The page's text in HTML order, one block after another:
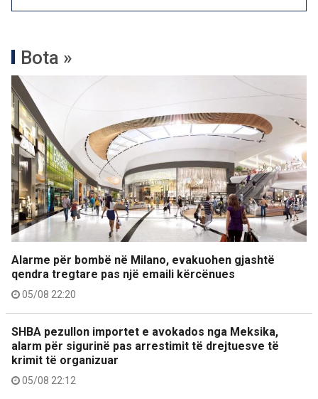
Bota »
Alarme për bombë në Milano, evakuohen gjashtë
qendra tregtare pas një emaili kërcënues
05/08 22:20
SHBA pezullon importet e avokados nga Meksika,
alarm për sigurinë pas arrestimit të drejtuesve të
krimit të organizuar
05/08 22:12